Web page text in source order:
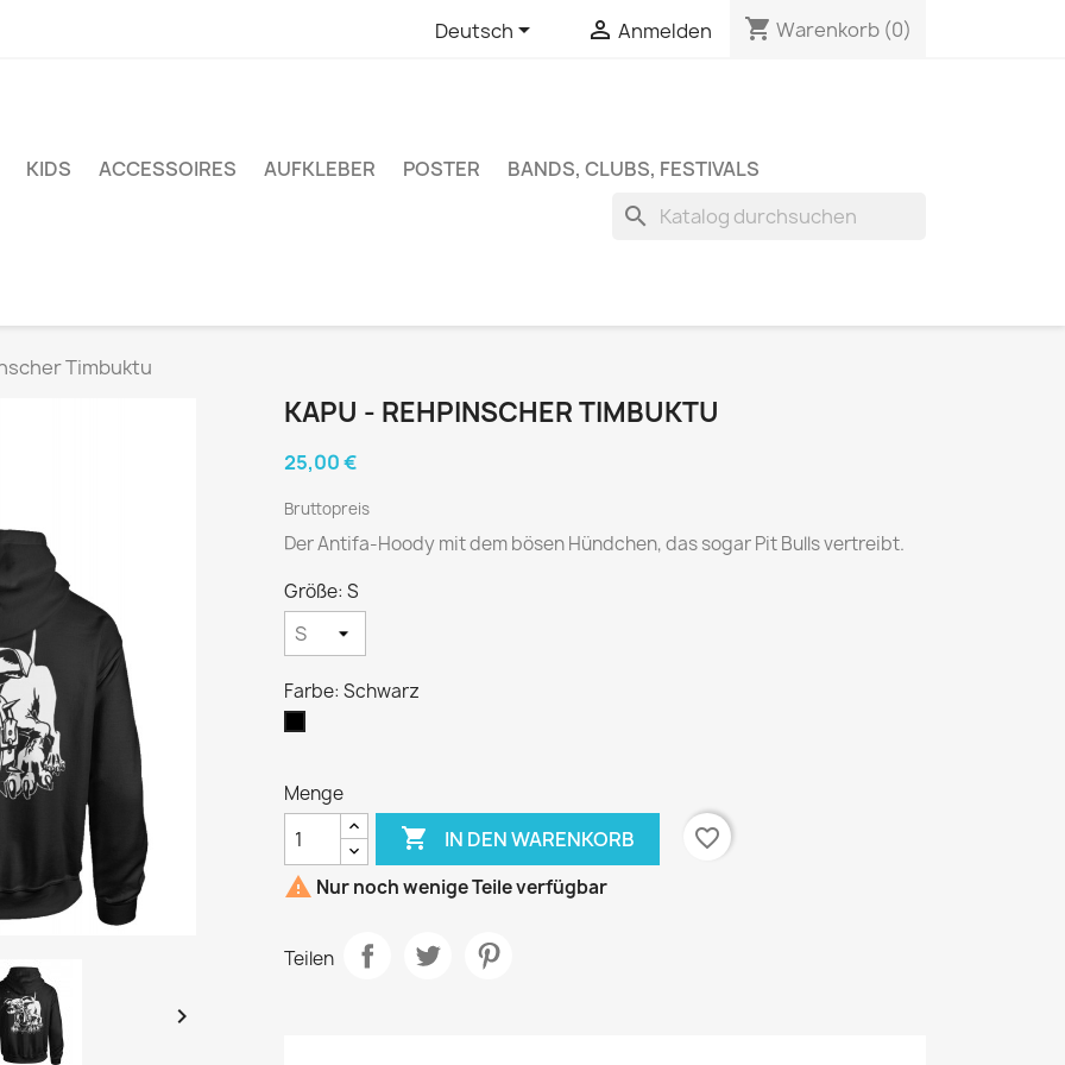
Deutsch  Anmelden shopping_cart Warenkorb (0)
KIDS ACCESSOIRES AUFKLEBER POSTER BANDS, CLUBS, FESTIVALS
search
Timbuktu

KAPU - REHPINSCHER TIMBUKTU
25,00 €
Bruttopreis
Der Antifa-Hoody mit dem bösen Hündchen, das sogar Pit Bulls vertreibt.
Größe: S
Farbe: Schwarz
Menge
 IN DEN WARENKORB
favorite_border
 Nur noch wenige Teile verfügbar
Teilen